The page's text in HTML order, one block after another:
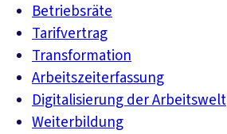
Betriebsräte
Tarifvertrag
Transformation
Arbeitszeiterfassung
Digitalisierung der Arbeitswelt
Weiterbildung